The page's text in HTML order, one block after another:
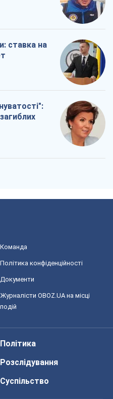
ставка на
Команда
Політика конфіденційності
Документи
Журналісти OBOZ.UA на місці
подій
Політика
Розслідування
Суспільство